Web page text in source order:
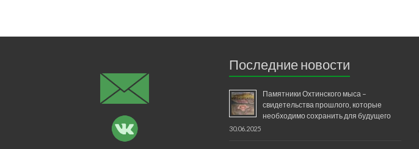
Последние новости
Памятники Охтинского мыса –
свидетельства прошлого, которые
необходимо сохранить для будущего
30.06.2025